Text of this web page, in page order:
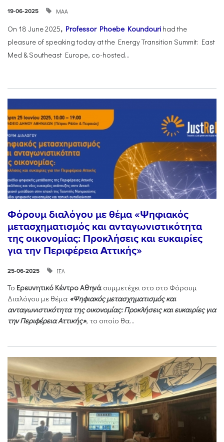
19-06-2025 ΜΑΑ
On 18 June 2025, Professor Phoebe Koundouri had the
pleasure of speaking today at the Energy Transition Summit: East
Med & Southeast Europe, co-hosted...
Φόρουμ διαλόγου με θέμα «Ψηφιακός
μετασχηματισμός και ανταγωνιστικότητα
της οικονομίας: Προκλήσεις και ευκαιρίες
για την Περιφέρεια Αττικής»
25-06-2025 ΙΕΛ
Το Ερευνητικό Κέντρο Αθηνά συμμετέχει στο στο Φόρουμ
Διαλόγου με θέμα «Ψηφιακός μετασχηματισμός και
ανταγωνιστικότητα της οικονομίας: Προκλήσεις και ευκαιρίες για
την Περιφέρεια Αττικής», το οποίο θα...